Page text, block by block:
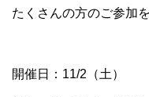
たくさんの方のご参加
開催日：11/2（土）